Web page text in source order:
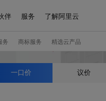
一口价 议价